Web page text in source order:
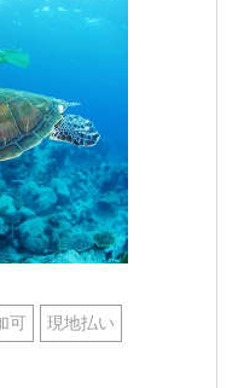
可 現地払い